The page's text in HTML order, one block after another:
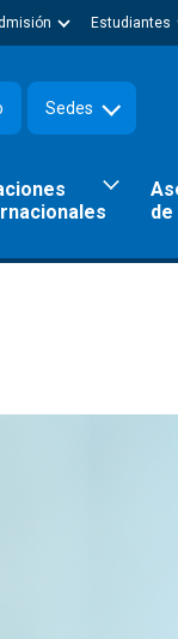
Estudiantes
Sedes
de